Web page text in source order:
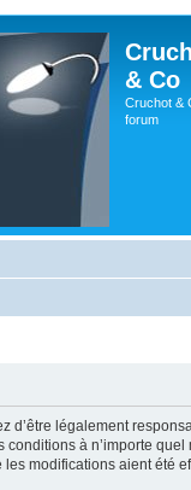
& Co
Cruchot &
forum
légalement
à n’importe
modifications aient été